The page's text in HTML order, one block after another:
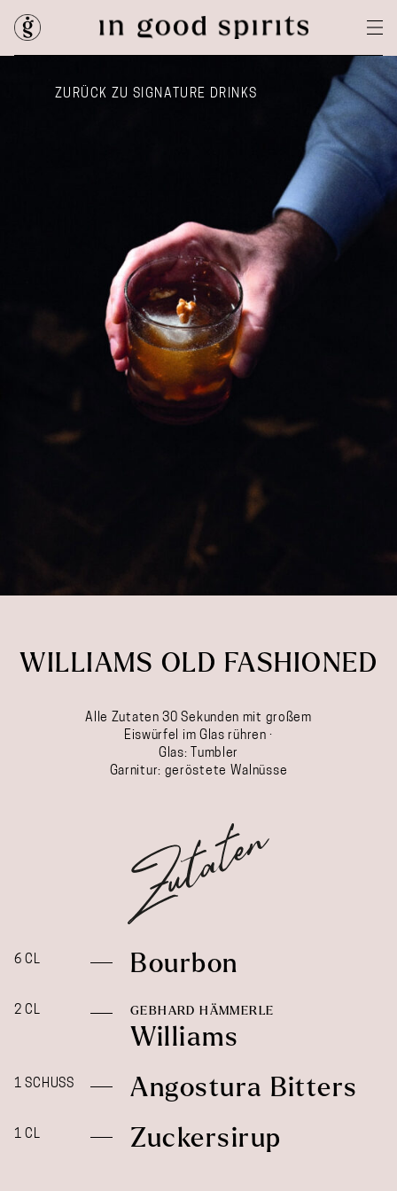
ZURÜCK ZU SIGNATURE DRINKS
WILLIAMS OLD FASHIONED
Alle Zutaten 30 Sekunden mit großem
Eiswürfel im Glas rühren ·
Glas: Tumbler
Garnitur: geröstete Walnüsse
6 CL Bourbon
2 CL GEBHARD HÄMMERLE
Williams
1 SCHUSS Angostura Bitters
1 CL Zuckersirup